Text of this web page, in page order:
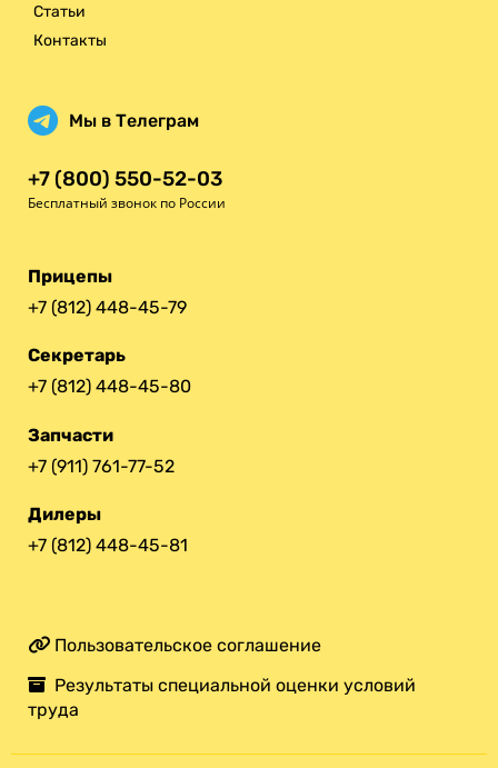
Статьи
Контакты
Мы в Телеграм
+7 (800) 550-52-03
Бесплатный звонок по России
Прицепы
+7 (812) 448-45-79
Секретарь
+7 (812) 448-45-80
Запчасти
+7 (911) 761-77-52
Дилеры
+7 (812) 448-45-81
Пользовательское соглашение
Результаты специальной оценки условий
труда